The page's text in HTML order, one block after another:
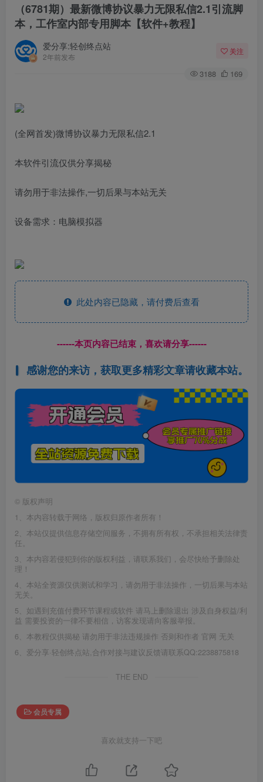
（6781期）最新微博协议暴力无限私信2.1引流脚
本，工作室内部专用脚本【软件+教程】
爱分享:轻创终点站
2年前发布
关注
3188 169
(全网首发)微博协议暴力无限私信2.1
本软件引流仅供分享揭秘
请勿用于非法操作,一切后果与本站无关
设备需求：电脑模拟器
此处内容已隐藏，请付费后查看
------本页内容已结束，喜欢请分享------
感谢您的来访，获取更多精彩文章请收藏本站。
© 版权声明
1、本内容转载于网络，版权归原作者所有！
2、本站仅提供信息存储空间服务，不拥有所有权，不承担相关法律责
任。
3、本内容若侵犯到你的版权利益，请联系我们，会尽快给予删除处
理！
4、本站全资源仅供测试和学习，请勿用于非法操作，一切后果与本站
无关。
5、如遇到充值付费环节课程或软件 请马上删除退出 涉及自身权益/利
益 需要投资的一律不要相信，访客发现请向客服举报。
6、本教程仅供揭秘 请勿用于非法违规操作 否则和作者 官网 无关
6、爱分享·轻创终点站,合作对接与建议反馈请联系QQ:2238875818
THE END
会员专属
喜欢就支持一下吧